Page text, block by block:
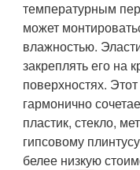
температурным
может
влажностью.
закреплять его на
поверхностях.
гармонично
пластик, стекло,
гипсовому
белее низкую